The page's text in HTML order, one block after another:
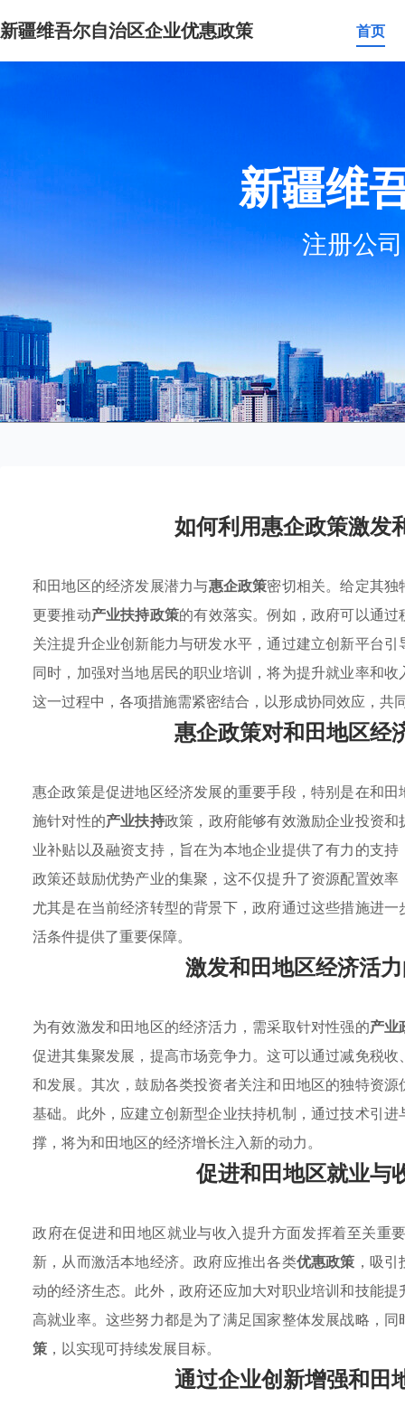
新疆维吾尔自治区企业优惠政策 首页
新疆维
注册公
如何利用惠企政策激发
和田地区的经济发展潜力与惠企政策密切相关。给定其
更要推动产业扶持政策的有效落实。例如，政府可以通
关注提升企业创新能力与研发水平，通过建立创新平台
同时，加强对当地居民的职业培训，将为提升就业率和
这一过程中，各项措施需紧密结合，以形成协同效应，共
惠企政策对和田地区经
惠企政策是促进地区经济发展的重要手段，特别是在和田
施针对性的产业扶持政策，政府能够有效激励企业投资
业补贴以及融资支持，旨在为本地企业提供了有力的支
政策还鼓励优势产业的集聚，这不仅提升了资源配置效
尤其是在当前经济转型的背景下，政府通过这些措施进
活条件提供了重要保障。
激发和田地区经济活
为有效激发和田地区的经济活力，需采取针对性强的产业
促进其集聚发展，提高市场竞争力。这可以通过减免税
和发展。其次，鼓励各类投资者关注和田地区的独特资
基础。此外，应建立创新型企业扶持机制，通过技术引
撑，将为和田地区的经济增长注入新的动力。
促进和田地区就业与
政府在促进和田地区就业与收入提升方面发挥着至关重
新，从而激活本地经济。政府应推出各类优惠政策 ，吸
动的经济生态。此外，政府还应加大对职业培训和技能
高就业率。这些努力都是为了满足国家整体发展战略，
策 ，以实现可持续发展目标。
通过企业创新增强和田